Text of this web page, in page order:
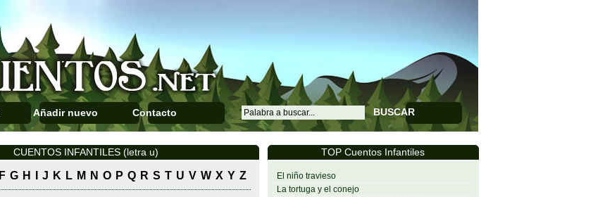
Añadir nuevo Contacto BUSCAR
TOP Cuentos Infantiles
El niño travieso
La tortuga y el conejo
CUENTOS INFANTILES (letra u)
F G H J K L M N O P Q R S T U V W X Y Z